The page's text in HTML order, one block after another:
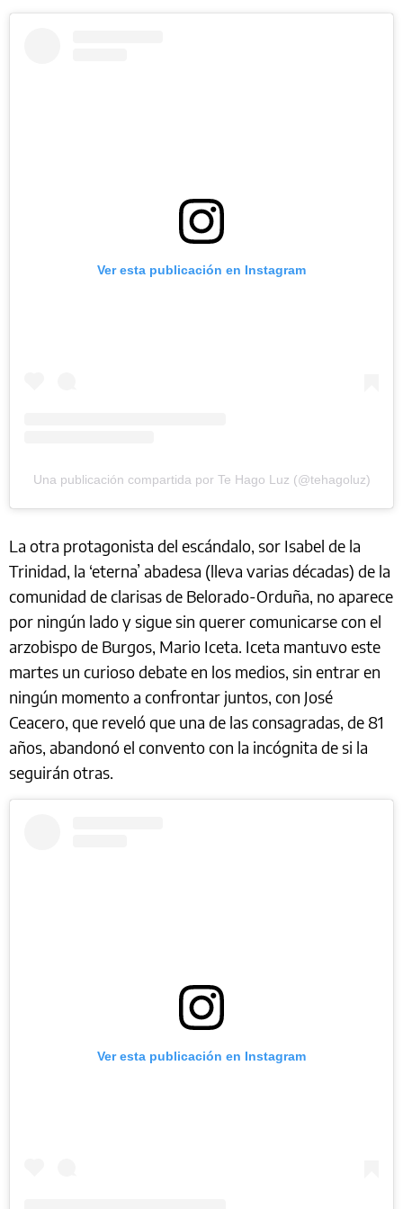
Ver esta publicación en Instagram
Una publicación compartida por Te Hago Luz (@tehagoluz)
La otra protagonista del escándalo, sor Isabel de la
Trinidad, la ‘eterna’ abadesa (lleva varias décadas) de la
comunidad de clarisas de Belorado-Orduña, no aparece
por ningún lado y sigue sin querer comunicarse con el
arzobispo de Burgos, Mario Iceta. Iceta mantuvo este
martes un curioso debate en los medios, sin entrar en
ningún momento a confrontar juntos, con José
Ceacero, que reveló que una de las consagradas, de 81
años, abandonó el convento con la incógnita de si la
seguirán otras.
Ver esta publicación en Instagram